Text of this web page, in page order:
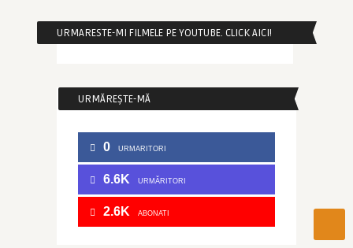
URMARESTE-MI FILMELE PE YOUTUBE. CLICK AICI!
URMĂREȘTE-MĂ
0 URMARITORI
6.6K URMĂRITORI
2.6K ABONATI